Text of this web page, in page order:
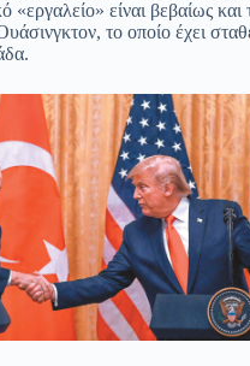
είναι βεβαίως και
το οποίο έχει